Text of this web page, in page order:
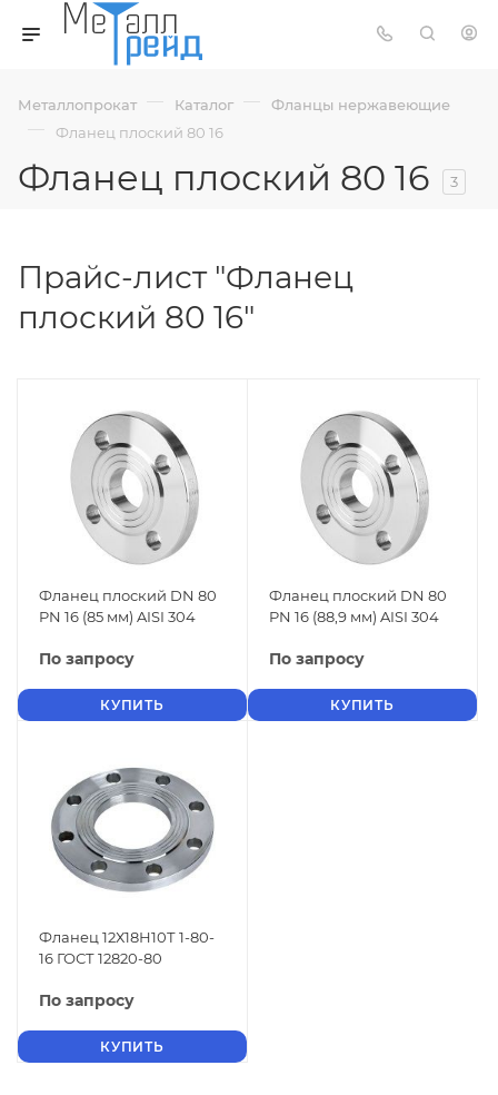
Металлопрокат — Каталог — Фланцы нержавеющие
— Фланец плоский 80 16
Фланец плоский 80 16 3
Прайс-лист "Фланец
плоский 80 16"
Фланец плоский DN 80
PN 16 (85 мм) AISI 304
По запросу
КУПИТЬ
Фланец плоский DN 80
PN 16 (88,9 мм) AISI 304
По запросу
КУПИТЬ
Фланец 12Х18Н10Т 1-80-
16 ГОСТ 12820-80
По запросу
КУПИТЬ